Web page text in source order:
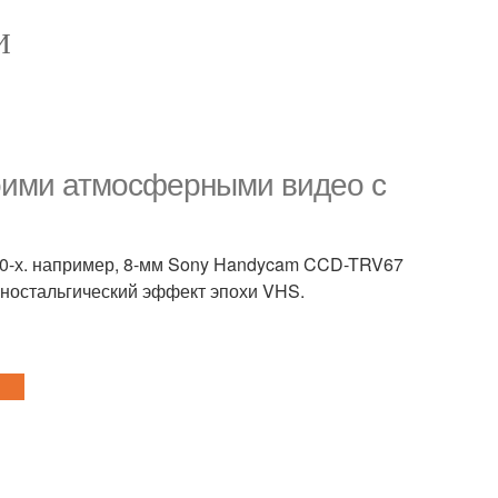
атмосферными видео с
х. например, 8-мм Sony Handycam CCD-TRV67
эффект эпохи VHS.